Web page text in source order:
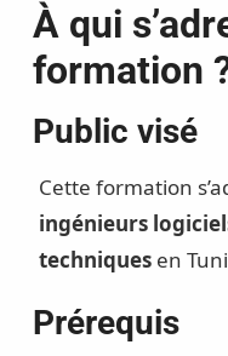
À qui
formation
Public visé
Cette formation
ingénieurs
techniquesen
Prérequis